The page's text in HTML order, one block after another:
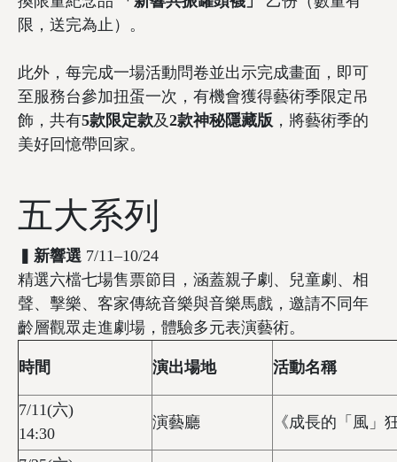
限，送完為止）。
此外，每完成一場活動問卷並出示完成畫面，即可
至服務台參加扭蛋一次，有機會獲得藝術季限定吊
飾，共有5款限定款及2款神秘隱藏版 ，將藝術季的
美好回憶帶回家。
五大系列
新響選 7/11–10/24
精選六檔七場售票節目，涵蓋親子劇、兒童劇、相
聲、擊樂、客家傳統音樂與音樂馬戲，邀請不同年
齡層觀眾走進劇場，體驗多元表演藝術。
時間 演出場地 活動名稱
7/11(六)
14:30
演藝廳 《成長的「風」